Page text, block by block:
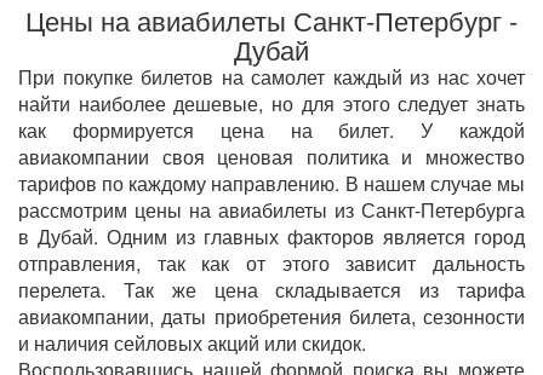
Цены на авиабилеты Санкт-Петербург -
Дубай
При покупке билетов на самолет каждый из нас хочет
найти наиболее дешевые, но для этого следует знать
как формируется цена на билет. У каждой
авиакомпании своя ценовая политика и множество
тарифов по каждому направлению. В нашем случае мы
рассмотрим цены на авиабилеты из Санкт-Петербурга
в Дубай. Одним из главных факторов является город
отправления, так как от этого зависит дальность
перелета. Так же цена складывается из тарифа
авиакомпании, даты приобретения билета, сезонности
и наличия сейловых акций или скидок.